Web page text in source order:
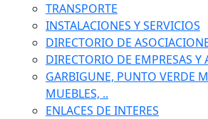
TRANSPORTE
INSTALACIONES Y SERVICIOS
DIRECTORIO DE
DIRECTORIO DE EMPRESAS
GARBIGUNE, PUNTO VERDE
MUEBLES, ..
ENLACES DE INTERES